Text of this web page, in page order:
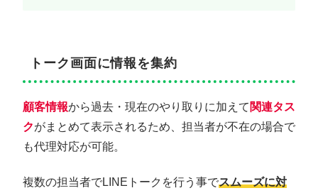
トーク画面に情報を集約
顧客情報から過去・現在のやり取りに加えて 関連タス
クがまとめて表示されるため、担当者が不在の場合で
も代理対応が可能。
複数の担当者でLINEトークを行う事でスムーズに対